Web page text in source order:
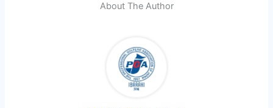
About The Author